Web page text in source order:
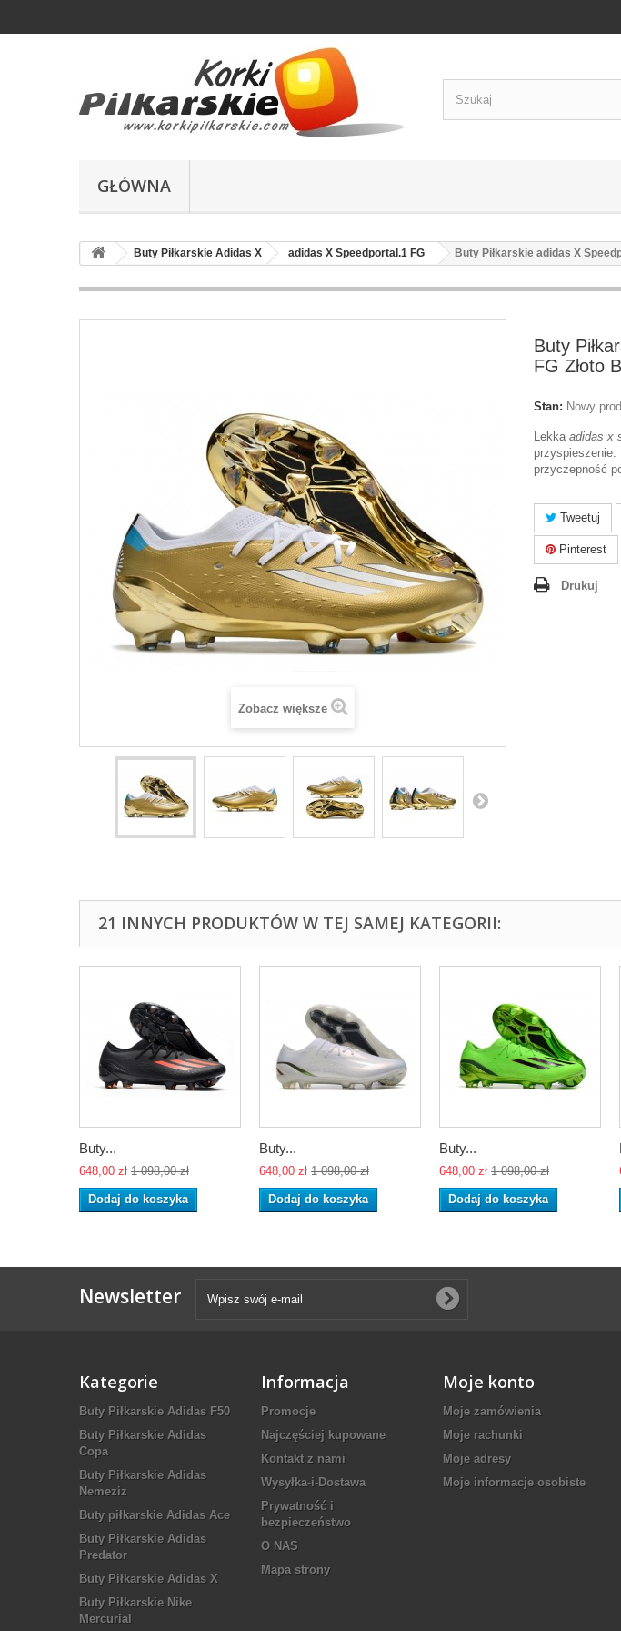
GŁÓWNA
Buty Piłkarskie Adidas X adidas X Speedportal.1 FG Buty Piłkarskie adidas X
Zobacz większe
Buty
FG Złoto
Stan: Nowy
Lekka adidas x
przyspieszenie.
przyczepność
Tweetuj
Pinterest
Drukuj
21 INNYCH PRODUKTÓW W TEJ SAMEJ KATEGORII:
Buty...
648,00 zł 1 098,00 zł
Dodaj do koszyka
Buty...
648,00 zł 1 098,00 zł
Dodaj do koszyka
Buty...
648,00 zł 1 098,00 zł
Dodaj do koszyka
Newsletter
Kategorie
Buty Piłkarskie Adidas F50
Buty Piłkarskie Adidas
Copa
Buty Piłkarskie Adidas
Nemeziz
Buty piłkarskie Adidas Ace
Buty Piłkarskie Adidas
Predator
Buty Piłkarskie Adidas X
Buty Piłkarskie Nike
Mercurial
Informacja
Promocje
Najczęściej kupowane
Kontakt z nami
Wysyłka-i-Dostawa
Prywatność i
bezpieczeństwo
O NAS
Mapa strony
Moje konto
Moje zamówienia
Moje rachunki
Moje adresy
Moje informacje osobiste